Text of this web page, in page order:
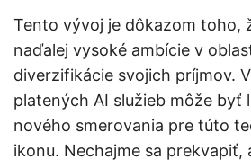
Tento vývoj je dôkazom toho,
naďalej vysoké ambície v
diverzifikácie svojich príjmov.
platených AI služieb môže byť
nového smerovania pre túto
ikonu. Nechajme sa prekvapiť,